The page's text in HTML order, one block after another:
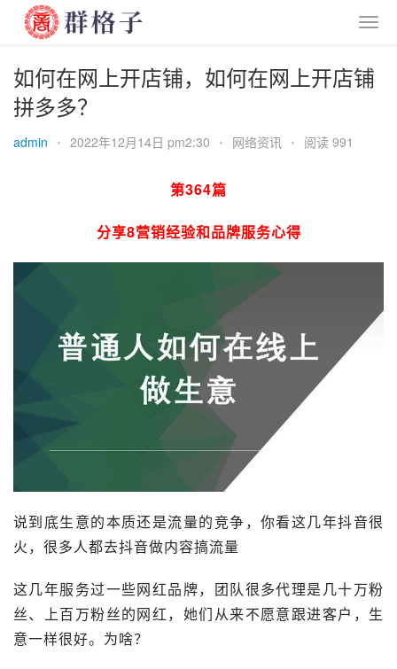
如何在网上开店铺，如何在网上开店铺
拼多多？
admin • 2022年12月14日 pm2:30 • 网络资讯 • 阅读 991
第364篇
分享8营销经验和品牌服务心得
说到底生意的本质还是流量的竞争，你看这几年抖音很
火，很多人都去抖音做内容搞流量
这几年服务过一些网红品牌，团队很多代理是几十万粉
丝、上百万粉丝的网红，她们从来不愿意跟进客户，生
意一样很好。为啥？